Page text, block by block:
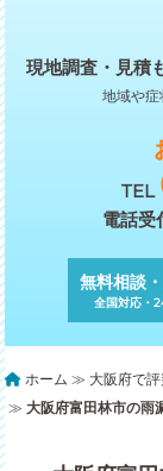
現地調査・見積
地域や症
TEL
電話受
無料相談
全国対応・
ホーム ≫ 大阪府で
≫大阪府富田林市の雨